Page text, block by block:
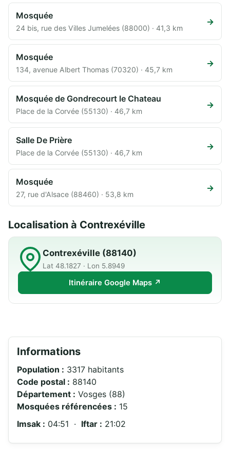
Mosquée
24 bis, rue des Villes Jumelées (88000) · 41,3 km
→
Mosquée
134, avenue Albert Thomas (70320) · 45,7 km
→
Mosquée de Gondrecourt le Chateau
Place de la Corvée (55130) · 46,7 km
→
Salle De Prière
Place de la Corvée (55130) · 46,7 km
→
Mosquée
27, rue d'Alsace (88460) · 53,8 km
→
Localisation à Contrexéville
Contrexéville (88140)
Lat 48.1827 · Lon 5.8949
Itinéraire Google Maps ↗
Informations
Population : 3317 habitants
Code postal : 88140
Département : Vosges (88)
Mosquées référencées : 15
Imsak : 04:51 · Iftar : 21:02